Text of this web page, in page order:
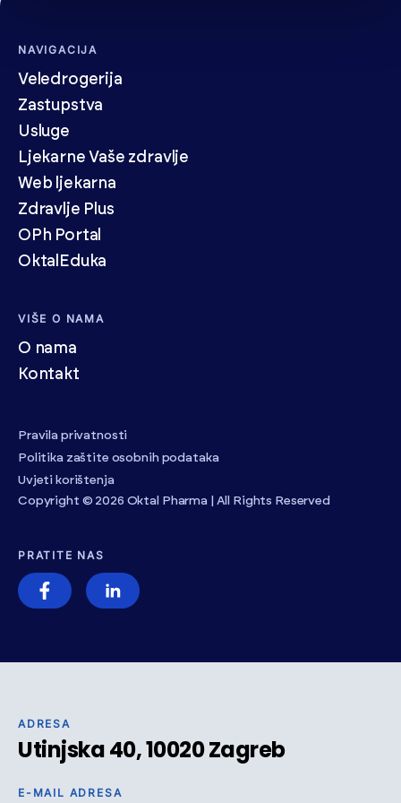
ADRESA
Utinjska 40, 10020 Zagreb
E-MAIL ADRESA
NAVIGACIJA
Veledrogerija
Zastupstva
Usluge
Ljekarne Vaše zdravlje
Web ljekarna
Zdravlje Plus
OPh Portal
OktalEduka
VIŠE O NAMA
O nama
Kontakt
Pravila privatnosti
Politika zaštite osobnih podataka
Uvjeti korištenja
Copyright © 2026 Oktal Pharma | All Rights Reserved
PRATITE NAS